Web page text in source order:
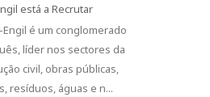
está a Recrutar
Engil é um conglomerado
líder nos sectores da
civil, obras públicas,
resíduos, águas e n...